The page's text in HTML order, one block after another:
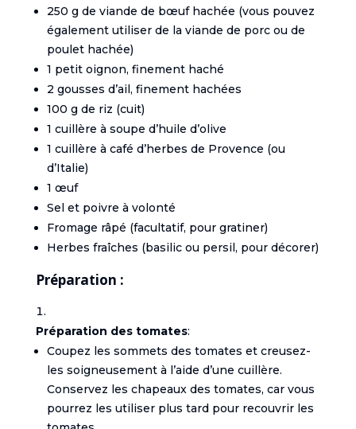
250 g de viande de bœuf hachée (vous pouvez
également utiliser de la viande de porc ou de
poulet hachée)
1 petit oignon, finement haché
2 gousses d’ail, finement hachées
100 g de riz (cuit)
1 cuillère à soupe d’huile d’olive
1 cuillère à café d’herbes de Provence (ou
d’Italie)
1 œuf
Sel et poivre à volonté
Fromage râpé (facultatif, pour gratiner)
Herbes fraîches (basilic ou persil, pour décorer)
Préparation :
Préparation des tomates:
Coupez les sommets des tomates et creusez-
les soigneusement à l’aide d’une cuillère.
Conservez les chapeaux des tomates, car vous
pourrez les utiliser plus tard pour recouvrir les